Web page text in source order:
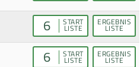
6 START
LISTE
ERGEBNIS
LISTE
6 START
LISTE
ERGEBNIS
LISTE